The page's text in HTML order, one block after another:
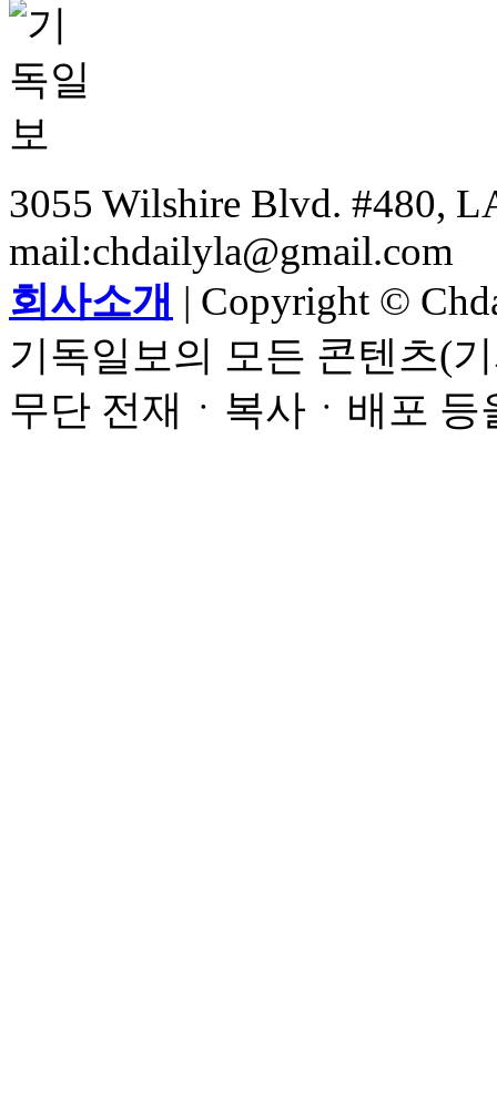
3055 Wilshire Blvd. #480,
mail:chdailyla@gmail.com
회사소개 | Copyright ©
기독일보의 모든 콘텐츠(
무단 전재ㆍ복사ㆍ배포 등